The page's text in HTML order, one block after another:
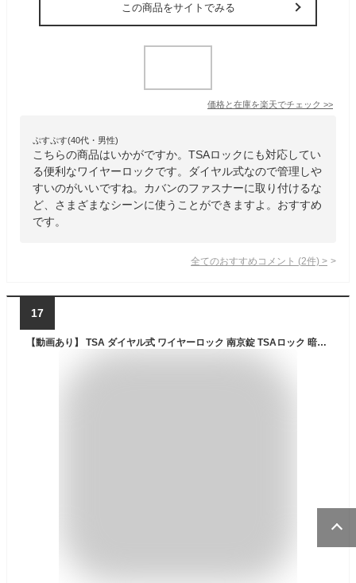
この商品をサイトでみる
価格と在庫を楽天でチェック >>
ぷすぷす(40代・男性)
こちらの商品はいかがですか。TSAロックにも対応してい
る便利なワイヤーロックです。ダイヤル式なので管理しや
すいのがいいですね。カバンのファスナーに取り付けるな
ど、さまざまなシーンに使うことができますよ。おすすめ
です。
全てのおすすめコメント (2件) >
17
【動画あり】 TSA ダイヤル式 ワイヤーロック 南京錠 TSAロック 暗証番号 海外 旅行 空港 検査 鍵 盗難防止 スーツケース キャリーケース PR-TSALOCK【メール便 送料無料】